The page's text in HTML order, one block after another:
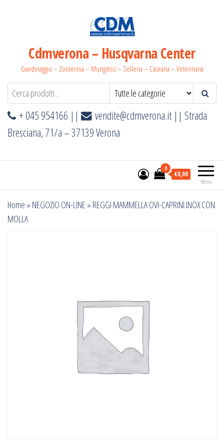
Cdmverona – Husqvarna Center
Giardinaggio – Zootecnia – Mungitrici – Selleria – Casearia – Veterinaria
+ 045 954166 || vendite@cdmverona.it || Strada
Bresciana, 71/a – 37139 Verona
Menu
0
€0,00
Home » NEGOZIO ON-LINE » REGGI MAMMELLA OVI-CAPRINI INOX CON
MOLLA